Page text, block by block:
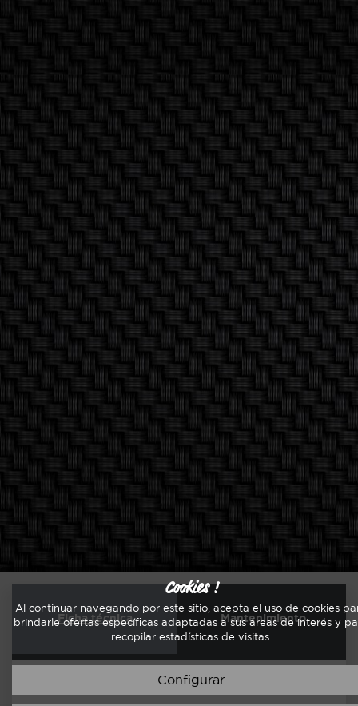
Ficha técnica Mantenimiento
Cookies !
Al continuar navegando por este sitio, acepta el uso de cookies
brindarle ofertas específicas adaptadas a sus áreas de interés y
recopilar estadísticas de visitas.
Configurar